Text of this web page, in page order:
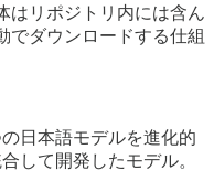
はリポジトリ内には含ん
でダウンロードする仕組
日本語モデルを進化的
して開発したモデル。